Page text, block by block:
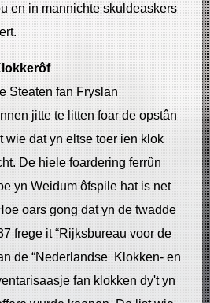
en in mannichte skuldeaskers
Steaten fan Fryslan
jitte te litten foar de opstân
wie dat yn eltse toer ien klok
De hiele foardering ferrûn
yn Weidum ôfspile hat is net
oars gong dat yn de twadde
frege it “Rijksbureau voor de
de “Nederlandse Klokken- en
fan klokken dy't yn